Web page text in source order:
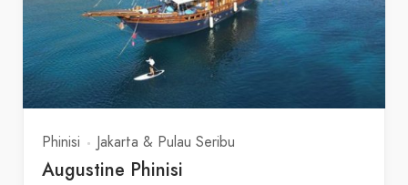
Phinisi Jakarta & Pulau Seribu
Augustine Phinisi